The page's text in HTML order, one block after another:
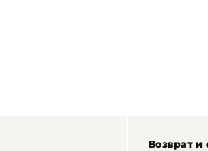
Возврат